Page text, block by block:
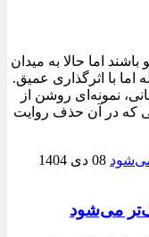
اما حالا به میدان
اما با اثرگذاری عمیق.
نمونه‌ای روشن از
که در آن حذف روایت
08 دی 1404
می‌شود